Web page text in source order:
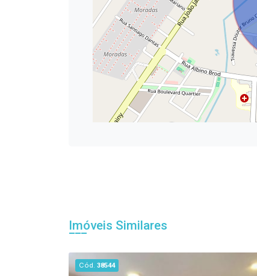
Imóveis Similares
Cód. 38544